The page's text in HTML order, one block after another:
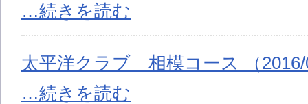
…続きを読む
太平洋クラブ 相模コース （2016/
…続きを読む